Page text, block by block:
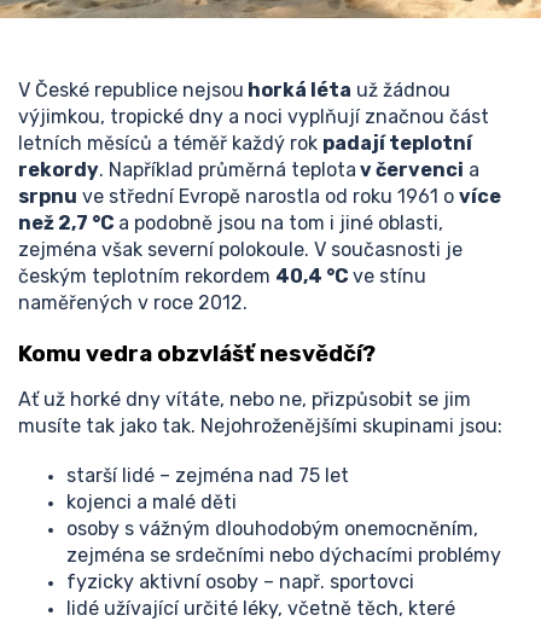
V České republice nejsou horká léta už žádnou
výjimkou, tropické dny a noci vyplňují značnou část
letních měsíců a téměř každý rok padají teplotní
rekordy. Například průměrná teplota v červenci a
srpnu ve střední Evropě narostla od roku 1961 o více
než 2,7 °C a podobně jsou na tom i jiné oblasti,
zejména však severní polokoule. V současnosti je
českým teplotním rekordem 40,4 °C ve stínu
naměřených v roce 2012.
Komu vedra obzvlášť nesvědčí?
Ať už horké dny vítáte, nebo ne, přizpůsobit se jim
musíte tak jako tak. Nejohroženějšími skupinami jsou:
starší lidé – zejména nad 75 let
kojenci a malé děti
osoby s vážným dlouhodobým onemocněním,
zejména se srdečními nebo dýchacími problémy
fyzicky aktivní osoby – např. sportovci
lidé užívající určité léky, včetně těch, které